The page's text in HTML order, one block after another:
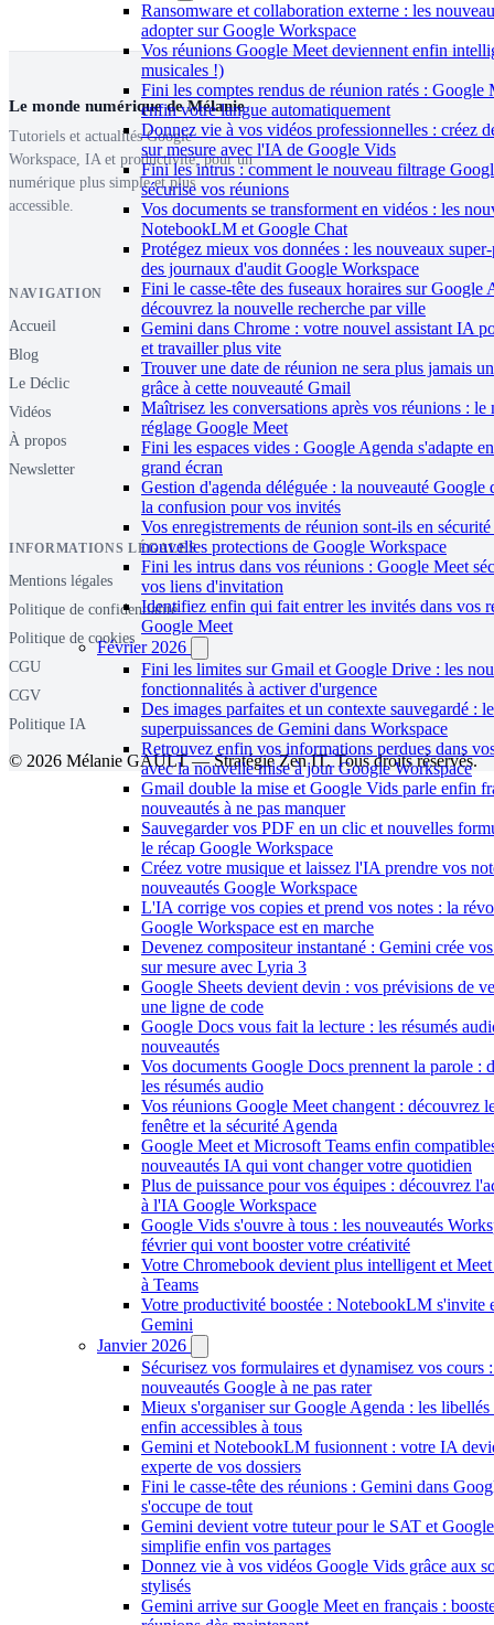
Ransomware et collaboration externe : les
adopter sur Google Workspace
Vos réunions Google Meet deviennent enfin
musicales !)
Fini les comptes rendus de réunion ratés : Google
enfin votre langue automatiquement
Donnez vie à vos vidéos professionnelles : créez
sur mesure avec l'IA de Google Vids
Fini les intrus : comment le nouveau filtrage
sécurise vos réunions
Vos documents se transforment en vidéos : les
NotebookLM et Google Chat
Protégez mieux vos données : les nouveaux
des journaux d'audit Google Workspace
Fini le casse-tête des fuseaux horaires sur Google
découvrez la nouvelle recherche par ville
Gemini dans Chrome : votre nouvel assistant IA
et travailler plus vite
Trouver une date de réunion ne sera plus jamais
grâce à cette nouveauté Gmail
Maîtrisez les conversations après vos réunions : le
réglage Google Meet
Fini les espaces vides : Google Agenda s'adapte
grand écran
Gestion d'agenda déléguée : la nouveauté Google
la confusion pour vos invités
Vos enregistrements de réunion sont-ils en
nouvelles protections de Google Workspace
Fini les intrus dans vos réunions : Google Meet
vos liens d'invitation
Identifiez enfin qui fait entrer les invités dans vos
Google Meet
Février 2026
Fini les limites sur Gmail et Google Drive : les
fonctionnalités à activer d'urgence
Des images parfaites et un contexte sauvegardé :
superpuissances de Gemini dans Workspace
Retrouvez enfin vos informations perdues dans
avec la nouvelle mise à jour Google Workspace
Gmail double la mise et Google Vids parle enfin
nouveautés à ne pas manquer
Sauvegarder vos PDF en un clic et nouvelles
le récap Google Workspace
Créez votre musique et laissez l'IA prendre vos
nouveautés Google Workspace
L'IA corrige vos copies et prend vos notes : la
Google Workspace est en marche
Devenez compositeur instantané : Gemini crée
sur mesure avec Lyria 3
Google Sheets devient devin : vos prévisions de
une ligne de code
Google Docs vous fait la lecture : les résumés
nouveautés
Vos documents Google Docs prennent la parole :
les résumés audio
Vos réunions Google Meet changent : découvrez
fenêtre et la sécurité Agenda
Google Meet et Microsoft Teams enfin
nouveautés IA qui vont changer votre quotidien
Plus de puissance pour vos équipes : découvrez
à l'IA Google Workspace
Google Vids s'ouvre à tous : les nouveautés
février qui vont booster votre créativité
Votre Chromebook devient plus intelligent et
à Teams
Votre productivité boostée : NotebookLM s'invite
Gemini
Janvier 2026
Sécurisez vos formulaires et dynamisez vos cours
nouveautés Google à ne pas rater
Mieux s'organiser sur Google Agenda : les libellés
enfin accessibles à tous
Gemini et NotebookLM fusionnent : votre IA
experte de vos dossiers
Fini le casse-tête des réunions : Gemini dans
s'occupe de tout
Gemini devient votre tuteur pour le SAT et
simplifie enfin vos partages
Donnez vie à vos vidéos Google Vids grâce aux
stylisés
Gemini arrive sur Google Meet en français :
Le monde numérique de Mélanie
Tutoriels et actualités Google
Workspace, IA et productivité, pour un
numérique plus simple et plus
accessible.
NAVIGATION
Accueil
Blog
Le Déclic
Vidéos
À propos
Newsletter
INFORMATIONS LÉGALES
Mentions légales
Politique de confidentialité
Politique de cookies
CGU
CGV
Politique IA
© 2026 Mélanie GAULT — Stratégie Zen IT. Tous droits réservés.